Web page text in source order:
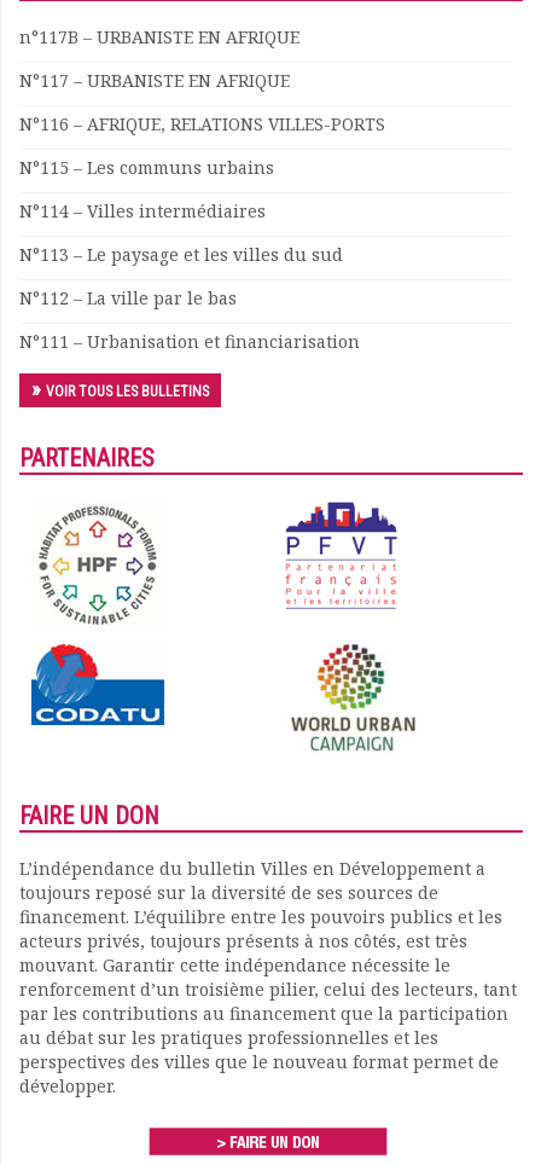
Actualités
Nous contacter
n°117B – URBANISTE EN AFRIQUE
N°117 – URBANISTE EN AFRIQUE
N°116 – AFRIQUE, RELATIONS VILLES-PORTS
N°115 – Les communs urbains
N°114 – Villes intermédiaires
N°113 – Le paysage et les villes du sud
N°112 – La ville par le bas
N°111 – Urbanisation et financiarisation
VOIR TOUS LES BULLETINS
PARTENAIRES
FAIRE UN DON
L’indépendance du bulletin Villes en Développement a
toujours reposé sur la diversité de ses sources de
financement. L’équilibre entre les pouvoirs publics et les
acteurs privés, toujours présents à nos côtés, est très
mouvant. Garantir cette indépendance nécessite le
renforcement d’un troisième pilier, celui des lecteurs, tant
par les contributions au financement que la participation
au débat sur les pratiques professionnelles et les
perspectives des villes que le nouveau format permet de
développer.